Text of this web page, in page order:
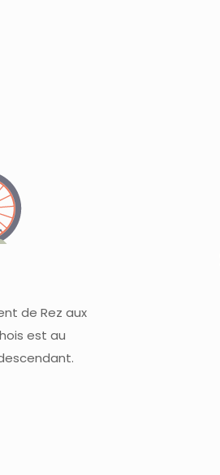
de Rez aux
est au